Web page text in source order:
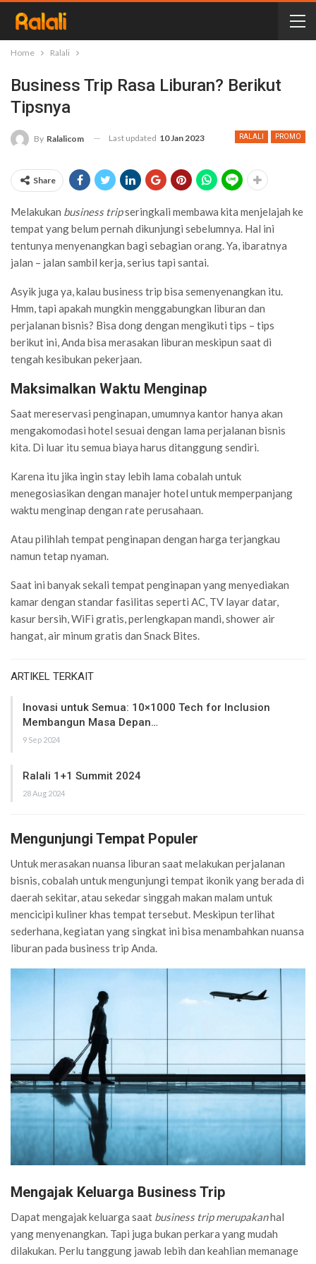
Home Ralali
Business Trip Rasa Liburan? Berikut
Tipsnya
RALALI PROMO
By Ralalicom Last updated 10 Jan 2023
Share
Melakukan business tripseringkali membawa kita menjelajah ke
tempat yang belum pernah dikunjungi sebelumnya. Hal ini
tentunya menyenangkan bagi sebagian orang. Ya, ibaratnya
jalan – jalan sambil kerja, serius tapi santai.
Asyik juga ya, kalau business trip bisa semenyenangkan itu.
Hmm, tapi apakah mungkin menggabungkan liburan dan
perjalanan bisnis? Bisa dong dengan mengikuti tips – tips
berikut ini, Anda bisa merasakan liburan meskipun saat di
tengah kesibukan pekerjaan.
Maksimalkan Waktu Menginap
Saat mereservasi penginapan, umumnya kantor hanya akan
mengakomodasi hotel sesuai dengan lama perjalanan bisnis
kita. Di luar itu semua biaya harus ditanggung sendiri.
Karena itu jika ingin stay lebih lama cobalah untuk
menegosiasikan dengan manajer hotel untuk memperpanjang
waktu menginap dengan rate perusahaan.
Atau pilihlah tempat penginapan dengan harga terjangkau
namun tetap nyaman.
Saat ini banyak sekali tempat penginapan yang menyediakan
kamar dengan standar fasilitas seperti AC, TV layar datar,
kasur bersih, WiFi gratis, perlengkapan mandi, shower air
hangat, air minum gratis dan Snack Bites.
ARTIKEL TERKAIT
Inovasi untuk Semua: 10×1000 Tech for Inclusion
Membangun Masa Depan…
9 Sep 2024
Ralali 1+1 Summit 2024
28 Aug 2024
Mengunjungi Tempat Populer
Untuk merasakan nuansa liburan saat melakukan perjalanan
bisnis, cobalah untuk mengunjungi tempat ikonik yang berada di
daerah sekitar, atau sekedar singgah makan malam untuk
mencicipi kuliner khas tempat tersebut. Meskipun terlihat
sederhana, kegiatan yang singkat ini bisa menambahkan nuansa
liburan pada business trip Anda.
Mengajak Keluarga Business Trip
Dapat mengajak keluarga saat business trip merupakanhal
yang menyenangkan. Tapi juga bukan perkara yang mudah
dilakukan. Perlu tanggung jawab lebih dan keahlian memanage